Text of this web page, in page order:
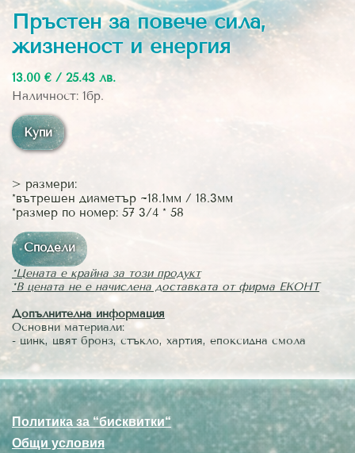
Пръстен за повече сила,
жизненост и енергия
13.00 € / 25.43 лв.
Наличност: 1бр.
Купи
> размери:
*вътрешен диаметър ~18.1мм / 18.3мм
*размер по номер: 57 3/4 * 58
Сподели
*Цената е крайна за този продукт
*В цената не е начислена доставката от фирма ЕКОНТ
Допълнителна информация
Основни материали:
- цинк, цвят бронз, стъкло, хартия, епоксидна смола
Политика за “бисквитки“
Общи условия